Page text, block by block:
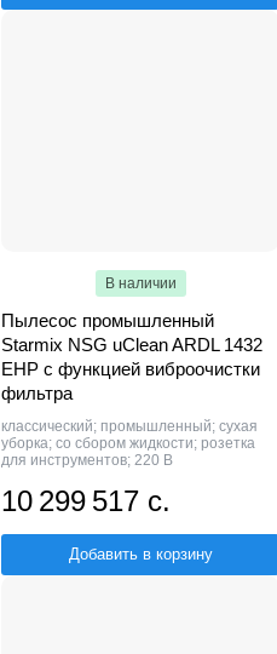
В наличии
Пылесос промышленный
Starmix NSG uClean ARDL 1432
EHP с функцией виброочистки
фильтра
классический; промышленный; сухая
уборка; со сбором жидкости; розетка
для инструментов; 220 В
10 299 517 с.
Добавить в корзину